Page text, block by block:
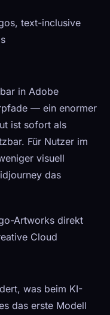
text-inclusive
in Adobe
— ein enormer
ist sofort als
Für Nutzer im
visuell
das
Artworks direkt
Cloud
was beim KI-
das erste Modell